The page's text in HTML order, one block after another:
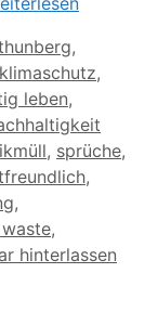
,
klimaschutz,
leben,
, sprüche,
,
,
,
hinterlassen